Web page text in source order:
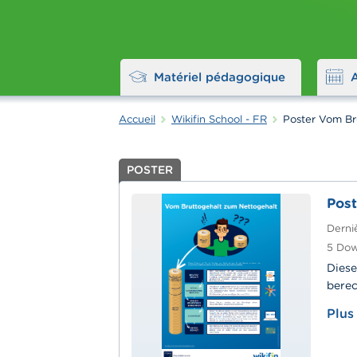
Matériel pédagogique
Accueil Wikifin School - FR Poster Vom
POSTER
5